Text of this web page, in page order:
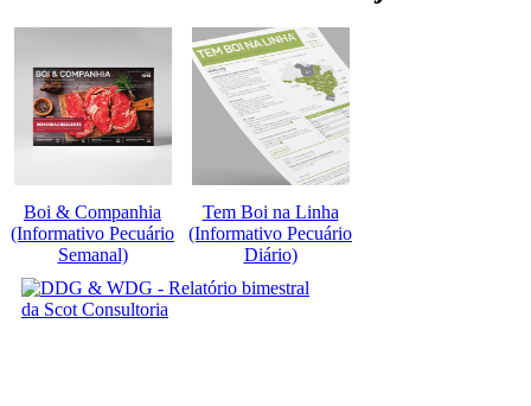
Boi & Companhia
(Informativo Pecuário
Semanal)
Tem Boi na Linha
(Informativo Pecuário
Diário)